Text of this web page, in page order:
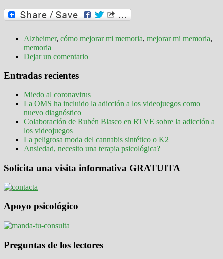
Alzheimer, cómo mejorar mi memoria, mejorar mi memoria,
memoria
Dejar un comentario
Entradas recientes
Miedo al coronavirus
La OMS ha incluido la adicción a los videojuegos como
nuevo diagnóstico
Colaboración de Rubén Blasco en RTVE sobre la adicción a
los videojuegos
La peligrosa moda del cannabis sintético o K2
Ansiedad, necesito una terapia psicológica?
Solicita una visita informativa GRATUITA
Apoyo psicológico
Preguntas de los lectores